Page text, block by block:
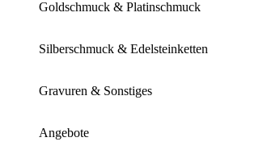
Goldschmuck & Platinschmuck
Silberschmuck & Edelsteinketten
Gravuren & Sonstiges
Angebote